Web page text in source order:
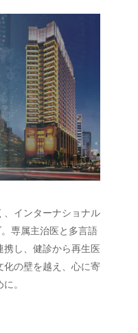
インターナショナル
専属主治医と多言語
し、健診から再生医
の壁を越え、心に寄
。